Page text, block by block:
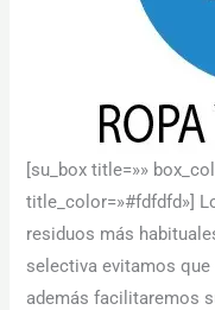
[su_box title=»»
title_color=»#fdfdfd»]
residuos más
selectiva evitamos
además facilitaremos